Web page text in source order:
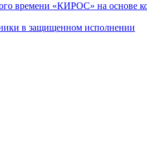
времени «КИРОС» на основе
в защищенном исполнении